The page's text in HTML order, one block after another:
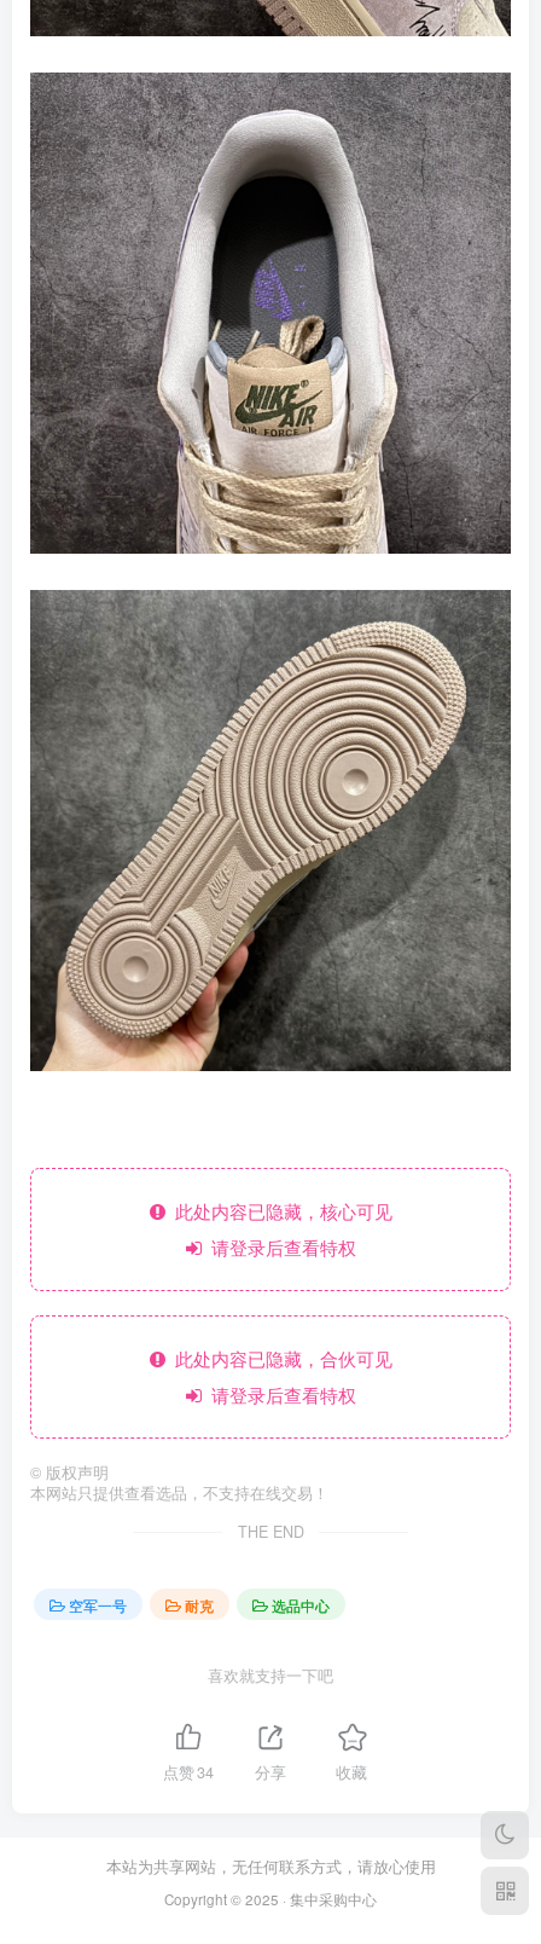
此处内容已隐藏，核心可见
请登录后查看特权
此处内容已隐藏，合伙可见
请登录后查看特权
© 版权声明
本网站只提供查看选品，不支持在线交易！
THE END
空军一号 耐克 选品中心
喜欢就支持一下吧
点赞34 分享 收藏
本站为共享网站，无任何联系方式，请放心使用
Copyright © 2025 · 集中采购中心